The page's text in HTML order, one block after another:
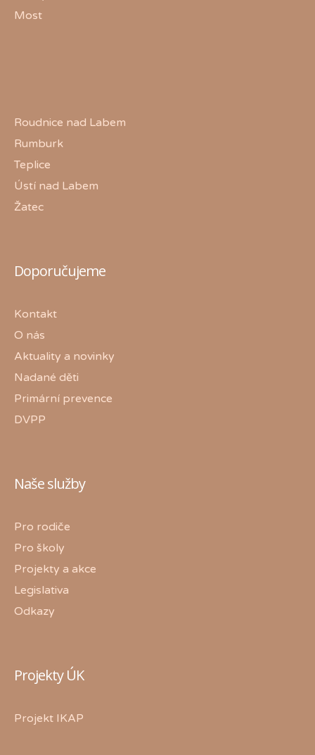
Most
Roudnice nad Labem
Rumburk
Teplice
Ústí nad Labem
Žatec
Doporučujeme
Kontakt
O nás
Aktuality a novinky
Nadané děti
Primární prevence
DVPP
Naše služby
Pro rodiče
Pro školy
Projekty a akce
Legislativa
Odkazy
Projekty ÚK
Projekt IKAP